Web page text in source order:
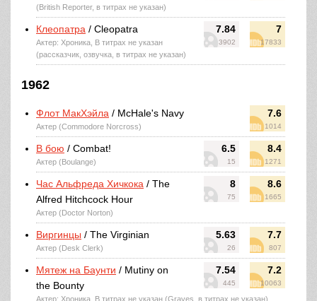
(British Reporter, в титрах не указан)
7.84
3902
7
17833
Клеопатра / Cleopatra
Актер: Хроника, В титрах не указан
(рассказчик, озвучка, в титрах не указан)
1962
7.6
1014
Флот МакХэйла / McHale's Navy
Актер (Commodore Norcross)
6.5
15
8.4
1271
В бою / Combat!
Актер (Boulange)
8
75
8.6
1665
Час Альфреда Хичкока / The
Alfred Hitchcock Hour
Актер (Doctor Norton)
5.63
26
7.7
807
Виргинцы / The Virginian
Актер (Desk Clerk)
7.54
445
7.2
10063
Мятеж на Баунти / Mutiny on
the Bounty
Актер: Хроника, В титрах не указан (Graves, в титрах не указан)